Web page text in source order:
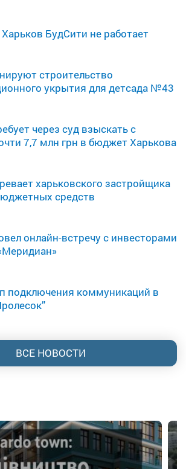
БудСити не работает
строительство
укрытия для детсада №43
через суд взыскать с
7,7 млн грн в бюджет Харькова
харьковского застройщика
средств
онлайн-встречу с инвесторами
подключения коммуникаций в
ВСЕ НОВОСТИ